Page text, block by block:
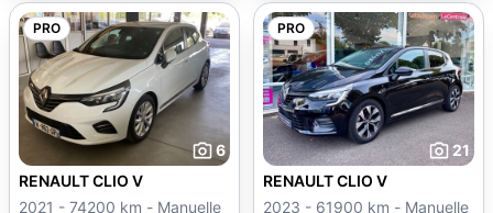
PRO
6
RENAULT CLIO V
2021 - 74200 km - Manuelle
PRO
21
RENAULT CLIO V
2023 - 61900 km - Manuelle